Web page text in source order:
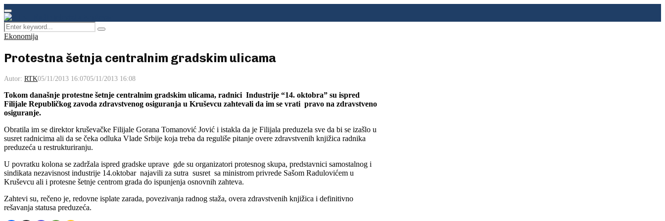
Facebook
Instagram
Youtube
Primary
Menu
Search
for:
Pretraga
Ekonomija
Protestna šetnja centralnim gradskim ulicama
Autor: RTK05/11/2013 16:0705/11/2013 16:08
Tokom današnje protestne šetnje centralnim gradskim ulicama, radnici Industrije “14. oktobra” su ispred
Filijale Republičkog zavoda zdravstvenog osiguranja u Kruševcu zahtevali da im se vrati pravo na zdravstveno
osiguranje.
Obratila im se direktor kruševačke Filijale Gorana Tomanović Jović i istakla da je Filijala preduzela sve da bi se izašlo u
susret radnicima ali da se čeka odluka Vlade Srbije koja treba da reguliše pitanje overe zdravstvenih knjižica radnika
preduzeća u restrukturiranju.
U povratku kolona se zadržala ispred gradske uprave gde su organizatori protesnog skupa, predstavnici samostalnog i
sindikata nezavisnost industrije 14.oktobar najavili za sutra susret sa ministrom privrede Sašom Radulovićem u
Kruševcu ali i protesne šetnje centrom grada do ispunjenja osnovnih zahteva.
Zahtevi su, rečeno je, redovne isplate zarada, povezivanja radnog staža, overa zdravstvenih knjižica i definitivno
rešavanja statusa preduzeća.